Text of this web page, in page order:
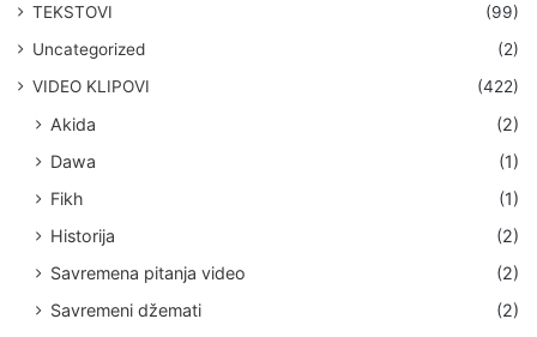
TEKSTOVI
(99)
Uncategorized
(2)
VIDEO KLIPOVI
(422)
Akida
(2)
Dawa
(1)
Fikh
(1)
Historija
(2)
Savremena pitanja video
(2)
Savremeni džemati
(2)